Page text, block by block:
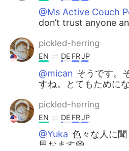
@Ms Active Couch
don’t trust anyone
pickled-herring
EN DE FRJP
@mican そうです。
すね。とてもために
pickled-herring
EN DE FRJP
@Yuka 色々な人に
思おます😁